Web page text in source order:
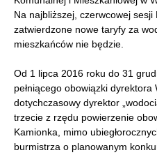
Na najbliższej, czerwcowej
zatwierdzone nowe taryfy za
mieszkańców nie będzie.
Od 1 lipca 2016 roku do 31
pełniącego obowiązki
dotychczasowy dyrektor
trzecie z rzędu powierzenie
Kamionka, mimo
burmistrza o planowanym